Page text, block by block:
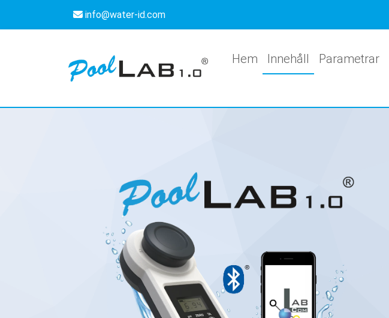
info@water-id.com
Hem Innehåll Parametrar